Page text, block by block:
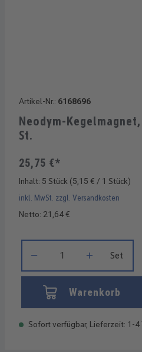
Artikel-Nr.: 6168696
Neodym-
St.
25,75 €*
Inhalt: 5 Stück (5,15 € / 1 Stück)
inkl. MwSt. zzgl. Versandkosten
Netto: 21,64 €
Set
Warenkorb
Sofort verfügbar, Lieferzeit: 1-4